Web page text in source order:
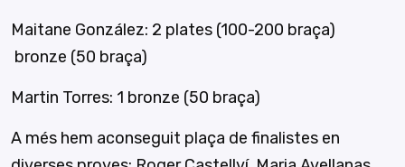
Maitane González: 2 plates (100-200 braça)
bronze (50 braça)
Martin Torres: 1 bronze (50 braça)
A més hem aconseguit plaça de finalistes en